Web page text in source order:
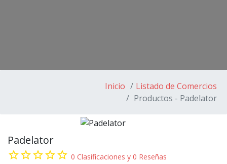
Inicio
Listado de Comercios
Productos - Padelator
Padelator
star_borderstar_borderstar_borderstar_borderstar_border 0 Clasificaciones y 0 Reseñas